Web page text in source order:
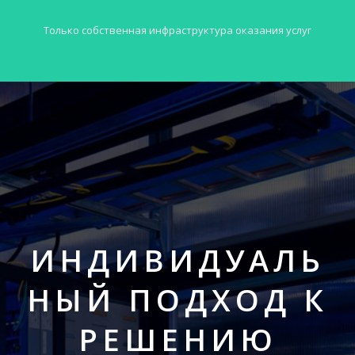
Только собственная инфраструктура оказания услуг
ИНДИВИДУАЛЬ
НЫЙ ПОДХОД К
РЕШЕНИЮ